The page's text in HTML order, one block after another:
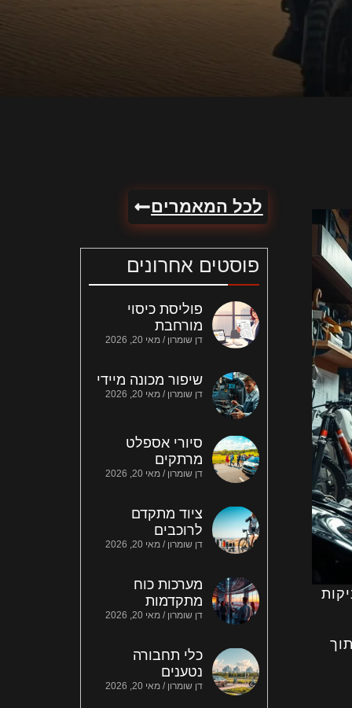
לכל המאמרים
פוסטים אחרונים
פוליסת כיסוי
מורחבת
דן שומרון מאי 20, 2026
שיפור מכונה מיידי
דן שומרון מאי 20, 2026
סיורי אספלט
מרתקים
דן שומרון מאי 20, 2026
ציוד מתקדם
לרוכבים
דן שומרון מאי 20, 2026
מערכות כוח
מתקדמות
דן שומרון מאי 20, 2026
כלי תחבורה
נטענים
דן שומרון מאי 20, 2026